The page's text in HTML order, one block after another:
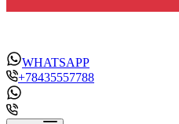
WHATSAPP
+78435557788